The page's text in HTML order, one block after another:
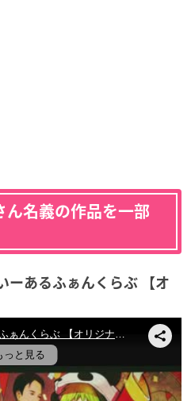
ん名義の作品を一部
ーあるふぁんくらぶ 【オ